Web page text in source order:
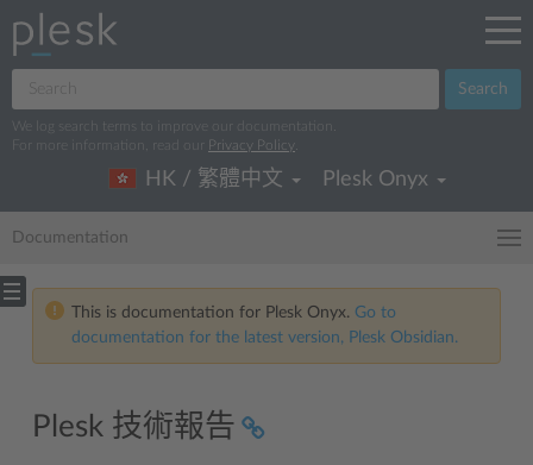
Search
We log search terms to improve our documentation.
For more information, read our
Privacy Policy
HK / 繁體中文 Plesk Onyx
Documentation
This is documentation for Plesk Onyx. Go to
documentation for the latest version, Plesk Obsidian.
Plesk 技術報告